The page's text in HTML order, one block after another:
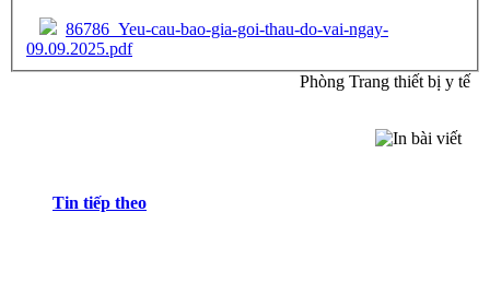
86786_Yeu-cau-bao-gia-goi-thau-do-vai-ngay-
09.09.2025.pdf
Phòng Trang thiết bị y tế
Tin tiếp theo